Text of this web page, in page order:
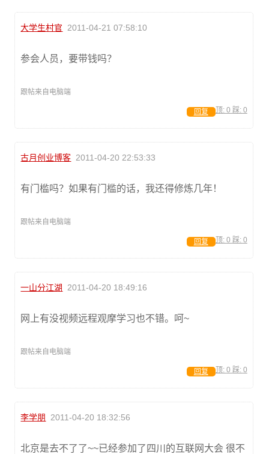
大学生村官 2011-04-21 07:58:10
参会人员，要带钱吗？
跟帖来自电脑端
顶: 0 踩: 0
回复
古月创业博客 2011-04-20 22:53:33
有门槛吗？如果有门槛的话，我还得修炼几年！
跟帖来自电脑端
顶: 0 踩: 0
回复
一山分江湖 2011-04-20 18:49:16
网上有没视频远程观摩学习也不错。呵~
跟帖来自电脑端
顶: 0 踩: 0
回复
李学朋 2011-04-20 18:32:56
北京是去不了了~~已经参加了四川的互联网大会 很不